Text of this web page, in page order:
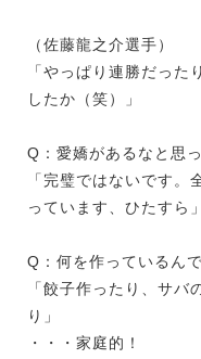
（佐藤龍之介選手）
「やっぱり連勝だった
したか（笑）」
Q：愛嬌があるなと思
「完璧ではないです
っています、ひたすら」
Q：何を作っているん
「餃子作ったり、サバ
り」
・・・家庭的！